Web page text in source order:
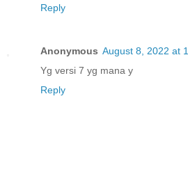
Reply
Anonymous August 8, 2022 at
Yg versi 7 yg mana y
Reply